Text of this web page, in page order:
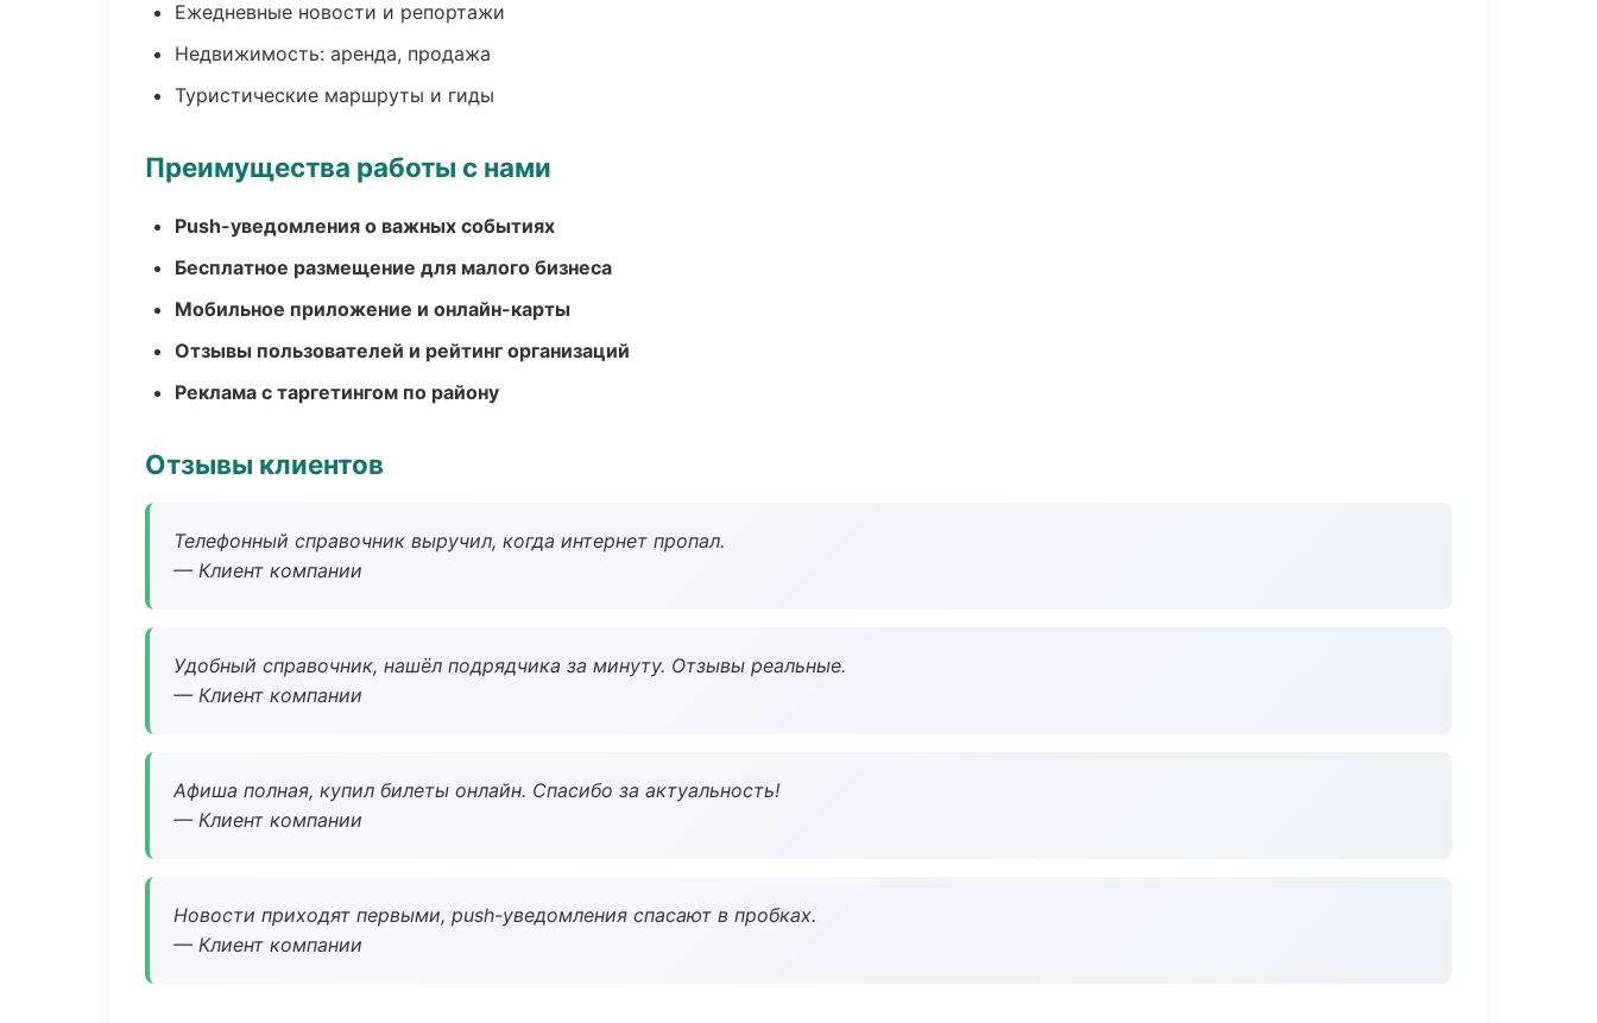
Ежедневные новости и репортажи
Недвижимость: аренда, продажа
Туристические маршруты и гиды
Преимущества работы с нами
Push-уведомления о важных событиях
Бесплатное размещение для малого бизнеса
Мобильное приложение и онлайн-карты
Отзывы пользователей и рейтинг организаций
Реклама с таргетингом по району
Отзывы клиентов
Телефонный справочник выручил, когда интернет пропал.
— Клиент компании
Удобный справочник, нашёл подрядчика за минуту. Отзывы реальные.
— Клиент компании
Афиша полная, купил билеты онлайн. Спасибо за актуальность!
— Клиент компании
Новости приходят первыми, push-уведомления спасают в пробках.
— Клиент компании